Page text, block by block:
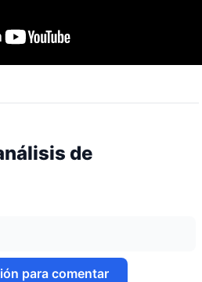
de
para comentar